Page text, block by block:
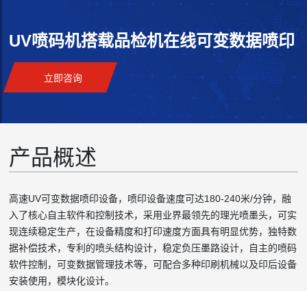
UV喷码机搭载品检机在线可变数据喷印
立即咨询
产品概述
高速UV可变数据喷印设备，喷印设备速度可达180-240米/分钟，融
入了核心自主软件和控制技术，采用业界最领先的理光喷墨头，可实
现连续稳定生产，在设备精度和打印速度方面具有明显优势，独特数
据补偿技术，专利的喷头结构设计，稳定负压墨路设计，自主的喷码
软件控制，可变数据管理技术等，可配合多种印刷机械以及印后设备
安装使用，模块化设计。